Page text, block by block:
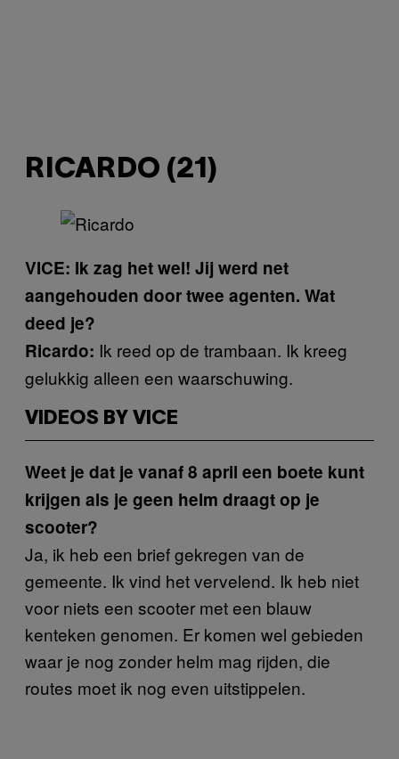
RICARDO (21)
VICE: Ik zag het wel! Jij werd net
aangehouden door twee agenten. Wat
deed je?
Ricardo: Ik reed op de trambaan. Ik kreeg
gelukkig alleen een waarschuwing.
VIDEOS BY VICE
Weet je dat je vanaf 8 april een boete kunt
krijgen als je geen helm draagt op je
scooter?
Ja, ik heb een brief gekregen van de
gemeente. Ik vind het vervelend. Ik heb niet
voor niets een scooter met een blauw
kenteken genomen. Er komen wel gebieden
waar je nog zonder helm mag rijden, die
routes moet ik nog even uitstippelen.